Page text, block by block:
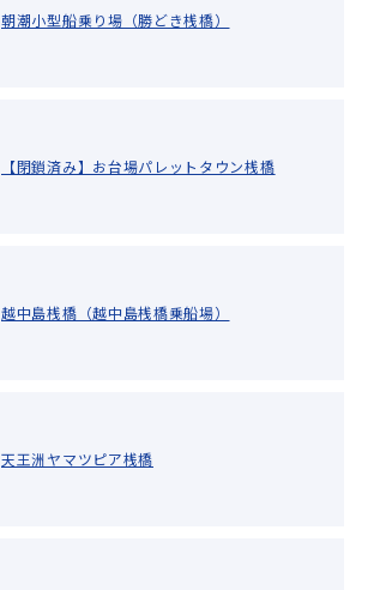
朝潮小型船乗り場（勝どき桟橋）
【閉鎖済み】お台場パレットタウン桟橋
越中島桟橋（越中島桟橋乗船場）
天王洲ヤマツピア桟橋